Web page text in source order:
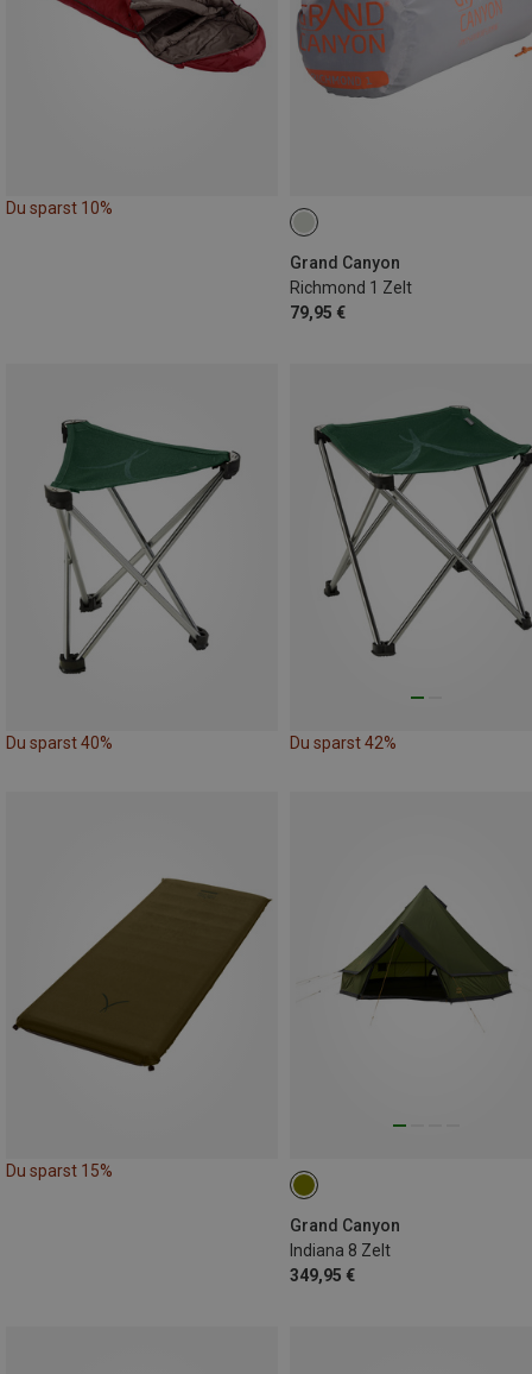
Du sparst 10%
Grand Canyon
Richmond 1 Zelt
79,95 €
Du sparst 40% Du sparst 42%
Du sparst 15%
Grand Canyon
Indiana 8 Zelt
349,95 €